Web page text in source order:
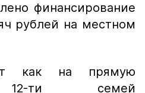
финансирование
рублей на местном
как на прямую
12-ти семей